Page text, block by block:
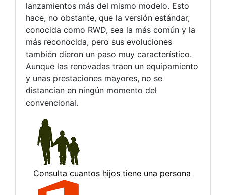
lanzamientos más del mismo modelo. Esto
hace, no obstante, que la versión estándar,
conocida como RWD, sea la más común y la
más reconocida, pero sus evoluciones
también dieron un paso muy característico.
Aunque las renovadas traen un equipamiento
y unas prestaciones mayores, no se
distancian en ningún momento del
convencional.